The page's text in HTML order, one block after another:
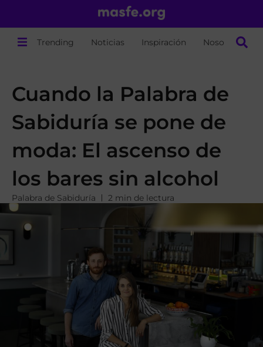
Trending Noticias Inspiración Nosotros
Cuando la Palabra de
Sabiduría se pone de
moda: El ascenso de
los bares sin alcohol
Palabra de Sabiduría 2 min de lectura